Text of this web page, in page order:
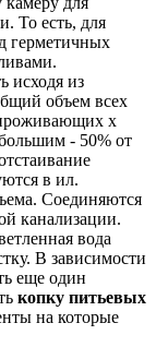
То есть, для
герметичных
исходя из
объем всех
х
- 50% от
в ил.
Соединяются
канализации.
вода
В зависимости
еще один
копку питьевых
на которые